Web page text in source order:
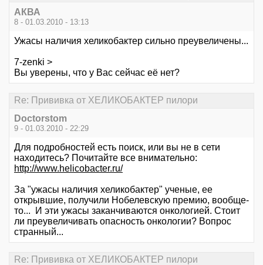
АКВА
8 - 01.03.2010 - 13:13
Ужасы наличия хеликобактер сильно преувеличены...
7-zenki >
Вы уверены, что у Вас сейчас её нет?
Re: Прививка от ХЕЛИКОБАКТЕР пилори
Doctorstom
9 - 01.03.2010 - 22:29
Для подробностей есть поиск, или вы не в сети
находитесь? Почитайте все внимательно:
http://www.helicobacter.ru/
За "ужасы наличия хеликобактер" ученые, ее
открывшие, получили Нобелевскую премию, вообще-
то... И эти ужасы заканчиваются онкологией. Стоит
ли преувеличивать опасность онкологии? Вопрос
странный...
Re: Прививка от ХЕЛИКОБАКТЕР пилори